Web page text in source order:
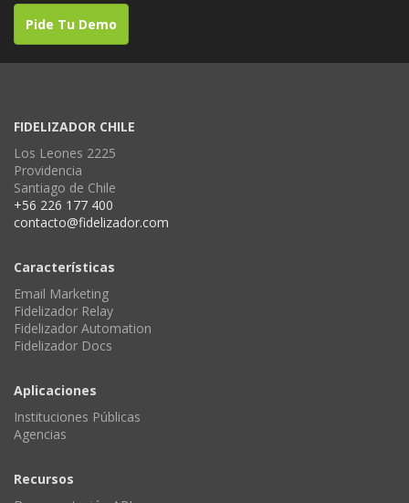
Pide Tu Demo
FIDELIZADOR CHILE
Los Leones 2225
Providencia
Santiago de Chile
+56 226 177 400
contacto@fidelizador.com
Características
Email Marketing
Fidelizador Relay
Fidelizador Automation
Fidelizador Docs
Aplicaciones
Instituciones Públicas
Agencias
Recursos